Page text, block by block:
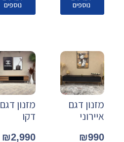
נוספים נוספים
מזנון דגם
איירוני
₪990
מזנון דגם
דקו
₪2,990